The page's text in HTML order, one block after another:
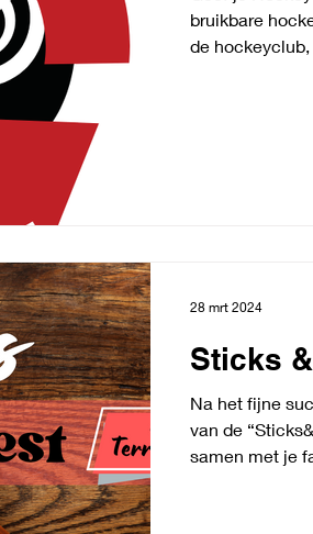
bruikbare
de
Sticks
Na het fijne
van de
samen met je
28 mrt 2024